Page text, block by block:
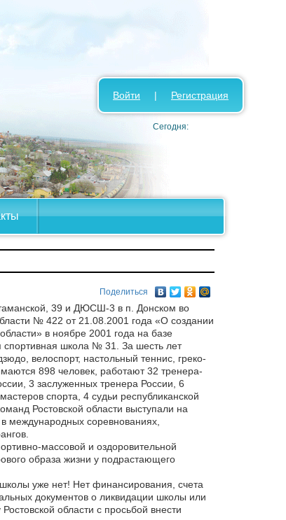
Войти | Регистрация
Сегодня:
Поделиться
39 и ДЮСШ-3 в п. Донском во
№ 422 от 21.08.2001 года «О создании
в ноябре 2001 года на базе
спортивная школа № 31. За шесть лет
велоспорт, настольный теннис, греко-
898 человек, работают 32 тренера-
3 заслуженных тренера России, 6
спорта, 4 судьи республиканской
Ростовской области выступали на
международных соревнованиях,
массовой и оздоровительной
образа жизни у подрастающего
уже нет! Нет финансирования, счета
документов о ликвидации школы или
области с просьбой внести